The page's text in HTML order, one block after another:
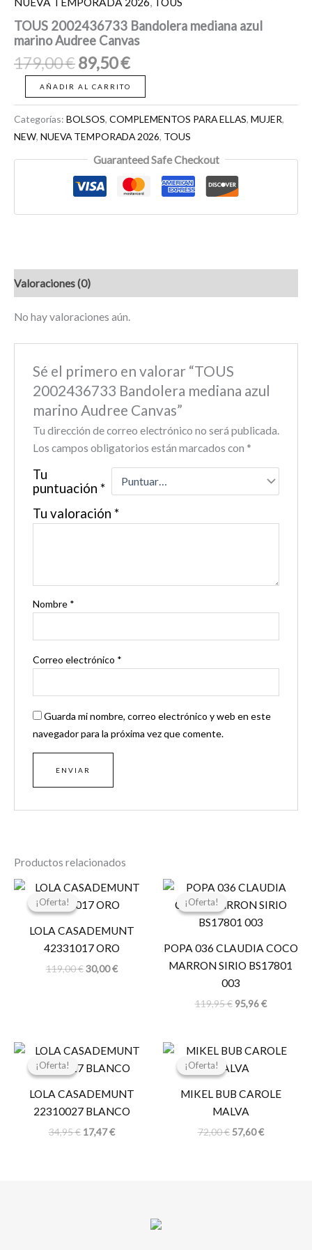
TOUS 2002436733 Bandolera mediana azul
marino Audree Canvas
179,00€89,50€
AÑADIR AL CARRITO
Categorías: BOLSOS, COMPLEMENTOS PARA ELLAS, MUJER,
NEW, NUEVA TEMPORADA 2026, TOUS
Guaranteed Safe Checkout
Valoraciones (0)
No hay valoraciones aún.
Sé el primero en valorar “TOUS
2002436733 Bandolera mediana azul
marino Audree Canvas”
Tu dirección de correo electrónico no será publicada.
Los campos obligatorios están marcados con *
Tu
puntuación *
Tu valoración *
Nombre *
Correo electrónico *
Guarda mi nombre, correo electrónico y web en este
navegador para la próxima vez que comente.
Productos relacionados
¡Oferta!
¡Oferta!
LOLA CASADEMUNT
42331017 ORO
119,00€
El
original
119,00 €.
30,00€
El
actual
30,00 €.
¡Oferta!
¡Oferta!
POPA 036 CLAUDIA COCO
MARRON SIRIO BS17801
003
119,95€
El
original
era:
95,96€
El
actual
¡Oferta!
¡Oferta!
LOLA CASADEMUNT
22310027 BLANCO
34,95€
El
original
34,95 €.
17,47€
El
actual
17,47 €.
¡Oferta!
¡Oferta!
MIKEL BUB CAROLE
MALVA
72,00€
El
original
72,00 €.
57,60€
El
57,60 €.